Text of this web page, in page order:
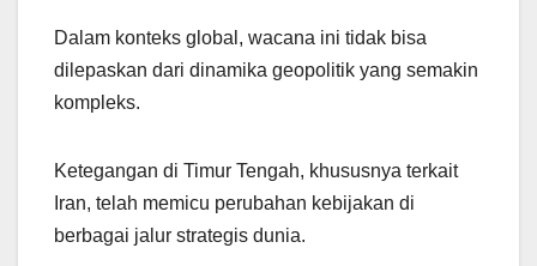
Dalam konteks global, wacana ini tidak bisa
dilepaskan dari dinamika geopolitik yang semakin
kompleks.
Ketegangan di Timur Tengah, khususnya terkait
Iran, telah memicu perubahan kebijakan di
berbagai jalur strategis dunia.